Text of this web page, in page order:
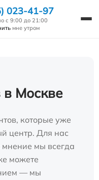
023-41-97
с 9:00 до 21:00
мне утром
Москве
которые уже
центр. Для нас
мы всегда
можете
— мы